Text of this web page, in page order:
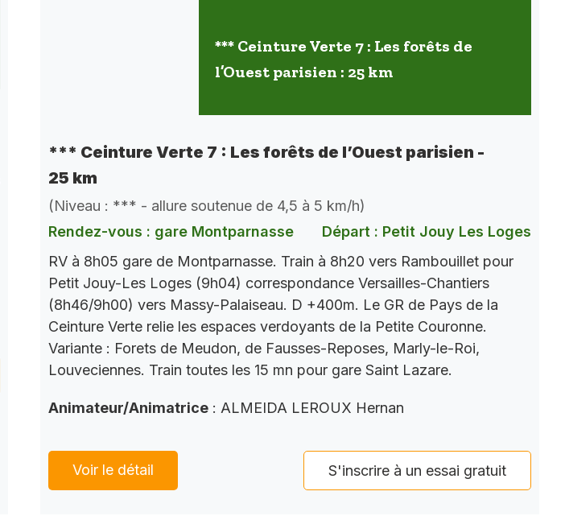
*** Ceinture Verte 7 : Les forêts de
l’Ouest parisien : 25 km
*** Ceinture Verte 7 : Les forêts de l’Ouest parisien -
25 km
(Niveau : *** - allure soutenue de 4,5 à 5 km/h)
Rendez-vous : gare Montparnasse
Départ : Petit Jouy Les Loges
RV à 8h05 gare de Montparnasse. Train à 8h20 vers Rambouillet pour
Petit Jouy-Les Loges (9h04) correspondance Versailles-Chantiers
(8h46/9h00) vers Massy-Palaiseau. D +400m. Le GR de Pays de la
Ceinture Verte relie les espaces verdoyants de la Petite Couronne.
Variante : Forets de Meudon, de Fausses-Reposes, Marly-le-Roi,
Louveciennes. Train toutes les 15 mn pour gare Saint Lazare.
Animateur/Animatrice : ALMEIDA LEROUX Hernan
Voir le détail S'inscrire à un essai gratuit